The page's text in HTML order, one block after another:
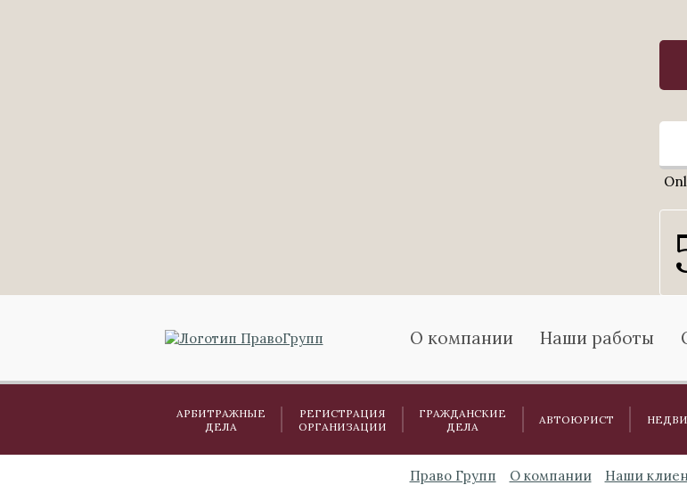
О компании Наши работы
АРБИТРАЖНЫЕ
ДЕЛА
РЕГИСТРАЦИЯ
ОРГАНИЗАЦИИ
ГРАЖДАНСКИЕ
ДЕЛА
АВТОЮРИСТ
Право Групп О компании Наши